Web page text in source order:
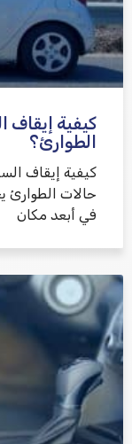
كيفية إيقاف
الطوارئ؟
كيفية إيقاف
حالات الطوارئ
في أبعد مكان